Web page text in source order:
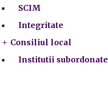
SCIM
Integritate
Consiliul local
Institutii subordonate